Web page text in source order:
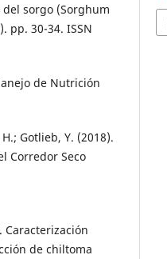
sorgo (Sorghum
pp. 30-34. ISSN
de Nutrición
Gotlieb, Y. (2018).
Corredor Seco
Caracterización
de chiltoma